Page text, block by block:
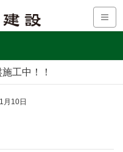
工中！！
月10日